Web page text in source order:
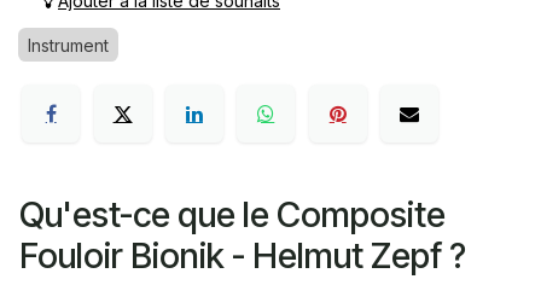
Instrument
Qu'est-ce que le Composite
Fouloir Bionik - Helmut Zepf ?